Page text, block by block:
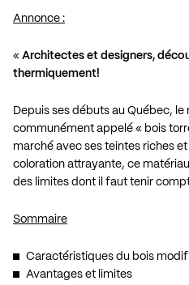
Annonce :
« Architectes et designers,
thermiquement!
Depuis ses débuts au Québec,
communément appelé « bois
marché avec ses teintes riches
coloration attrayante, ce
des limites dont il faut tenir
Sommaire
Caractéristiques du bois
Avantages et limites